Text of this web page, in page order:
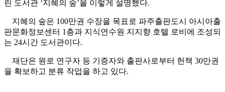
린 도서관 ‘지혜의 숲’을 이렇게 설명했다.
지혜의 숲은 100만권 수장을 목표로 파주출판도시 아시아출
판문화정보센터 1층과 지식연수원 지지향 호텔 로비에 조성되
는 24시간 도서관이다.
재단은 원로 연구자 등 기증자와 출판사로부터 헌책 30만권
을 확보하고 분류 작업을 하고 있다.